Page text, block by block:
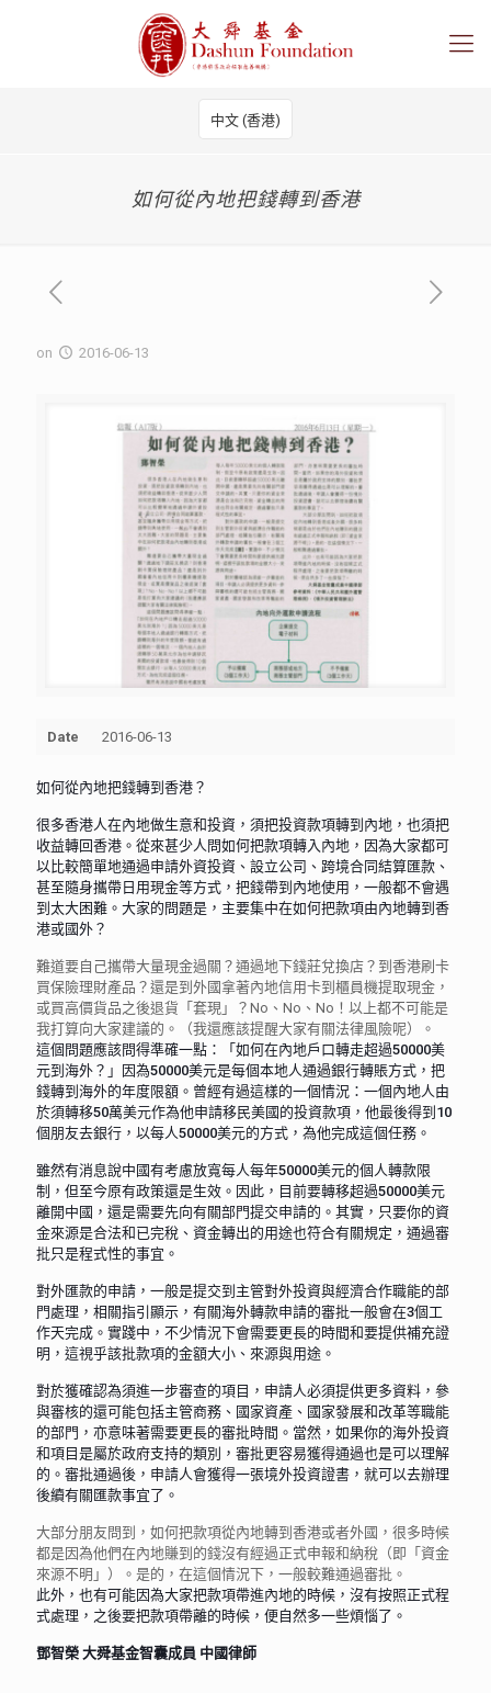
中文 (香港)
如何從內地把錢轉到香港
on 2016-06-13
Date 2016-06-13
如何從內地把錢轉到香港？
很多香港人在內地做生意和投資，須把投資款項轉到內地，也須把
收益轉回香港。從來甚少人問如何把款項轉入內地，因為大家都可
以比較簡單地通過申請外資投資、設立公司、跨境合同結算匯款、
甚至隨身攜帶日用現金等方式，把錢帶到內地使用，一般都不會遇
到太大困難。大家的問題是，主要集中在如何把款項由內地轉到香
港或國外？
難道要自己攜帶大量現金過關？通過地下錢莊兌換店？到香港刷卡
買保險理財產品？還是到外國拿著內地信用卡到櫃員機提取現金，
或買高價貨品之後退貨「套現」？No、No、No！以上都不可能是
我打算向大家建議的。（我還應該提醒大家有關法律風險呢）。
這個問題應該問得準確一點：「如何在內地戶口轉走超過50000美
元到海外？」因為50000美元是每個本地人通過銀行轉賬方式，把
錢轉到海外的年度限額。曾經有過這樣的一個情況：一個內地人由
於須轉移50萬美元作為他申請移民美國的投資款項，他最後得到10
個朋友去銀行，以每人50000美元的方式，為他完成這個任務。
雖然有消息說中國有考慮放寬每人每年50000美元的個人轉款限
制，但至今原有政策還是生效。因此，目前要轉移超過50000美元
離開中國，還是需要先向有關部門提交申請的。其實，只要你的資
金來源是合法和已完稅、資金轉出的用途也符合有關規定，通過審
批只是程式性的事宜。
對外匯款的申請，一般是提交到主管對外投資與經濟合作職能的部
門處理，相關指引顯示，有關海外轉款申請的審批一般會在3個工
作天完成。實踐中，不少情況下會需要更長的時間和要提供補充證
明，這視乎該批款項的金額大小、來源與用途。
對於獲確認為須進一步審查的項目，申請人必須提供更多資料，參
與審核的還可能包括主管商務、國家資產、國家發展和改革等職能
的部門，亦意味著需要更長的審批時間。當然，如果你的海外投資
和項目是屬於政府支持的類別，審批更容易獲得通過也是可以理解
的。審批通過後，申請人會獲得一張境外投資證書，就可以去辦理
後續有關匯款事宜了。
大部分朋友問到，如何把款項從內地轉到香港或者外國，很多時候
都是因為他們在內地賺到的錢沒有經過正式申報和納稅（即「資金
來源不明」）。是的，在這個情況下，一般較難通過審批。
此外，也有可能因為大家把款項帶進內地的時候，沒有按照正式程
式處理，之後要把款項帶離的時候，便自然多一些煩惱了。
鄧智榮 大舜基金智囊成員 中國律師